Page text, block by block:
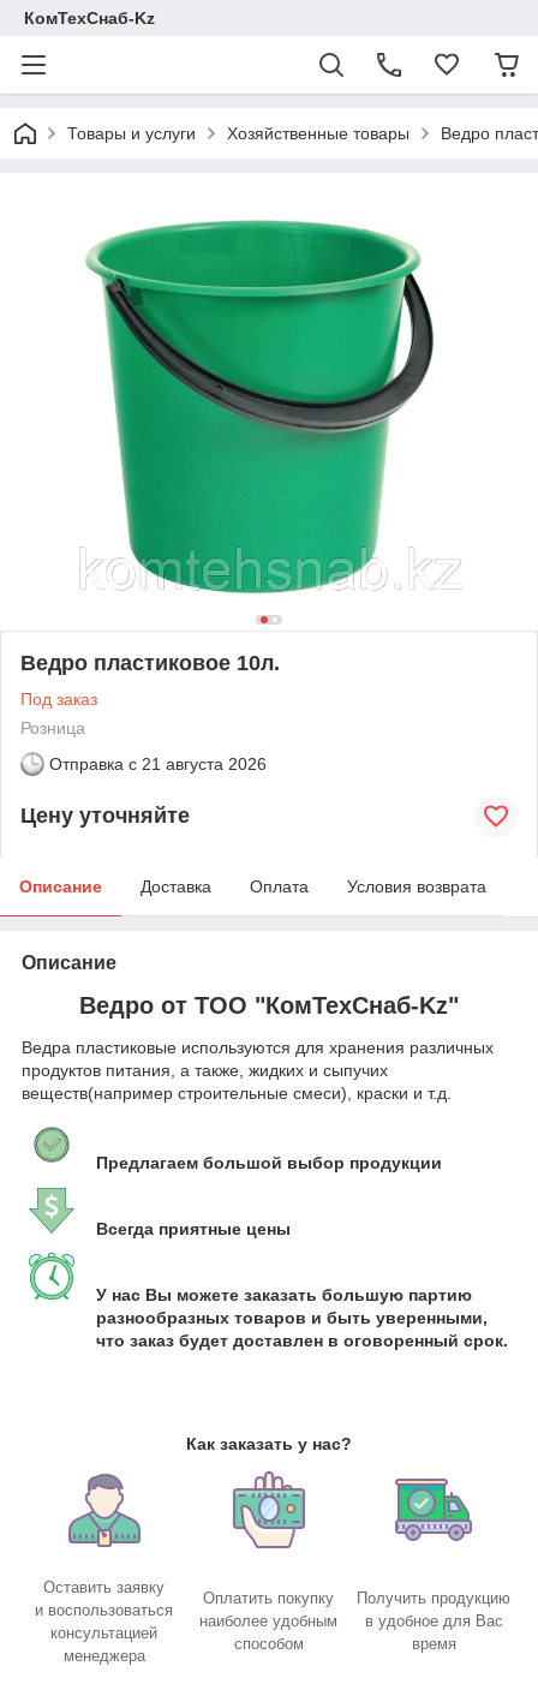
КомТехСнаб-Kz
Товары и услуги Хозяйственные товары Ведро
Ведро пластиковое 10л.
Под заказ
Розница
Отправка с 21 августа 2026
Цену уточняйте
Описание Доставка Оплата Условия возврата
Описание
Ведро от ТОО "КомТехСнаб-Kz"
Ведра пластиковые используются для хранения различных
продуктов питания, а также, жидких и сыпучих
веществ(например строительные смеси), краски и т.д.
Предлагаем большой выбор продукции
Всегда приятные цены
У нас Вы можете заказать большую партию
разнообразных товаров и быть уверенными,
что заказ будет доставлен в оговоренный срок.
Как заказать у нас?
Оставить заявку
и воспользоваться
консультацией
менеджера
Оплатить покупку
наиболее удобным
способом
Получить продукцию
в удобное для Вас
время